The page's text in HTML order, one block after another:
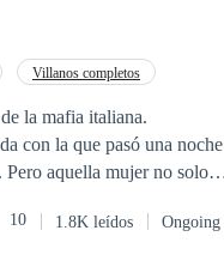
Villanos completos
la mafia italiana.
con la que pasó una noche
Pero aquella mujer no solo
obsesión. Porque un
10 1.8K leídos Ongoing